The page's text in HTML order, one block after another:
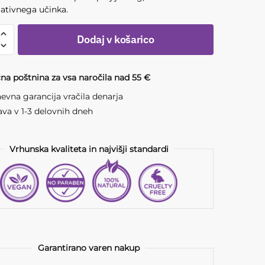
učinka.
Dodaj v košarico
poštnina za vsa naročila nad 55 €
garancija vračila denarja
v 1-3 delovnih dneh
Vrhunska kvaliteta in najvišji standardi
Garantirano varen nakup